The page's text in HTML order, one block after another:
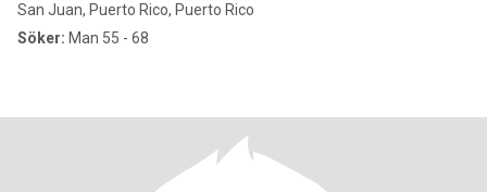
San Juan, Puerto Rico, Puerto Rico
Söker: Man 55 - 68